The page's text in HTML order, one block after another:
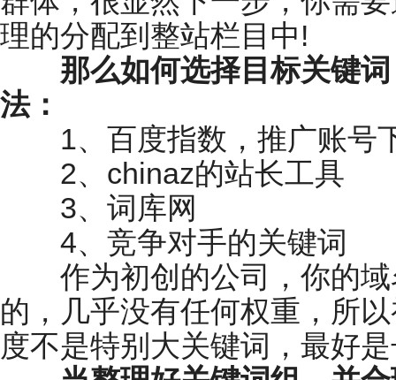
理的分配到整站栏目中!
那么如何选择目标关键
法：
1、百度指数，推广账号
2、chinaz的站长工具
3、词库网
4、竞争对手的关键词
作为初创的公司，你的域
的，几乎没有任何权重，所
度不是特别大关键词，最好